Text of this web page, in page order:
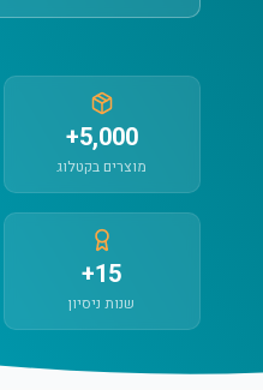
5,000+
מוצרים בקטלוג
15+
שנות ניסיון